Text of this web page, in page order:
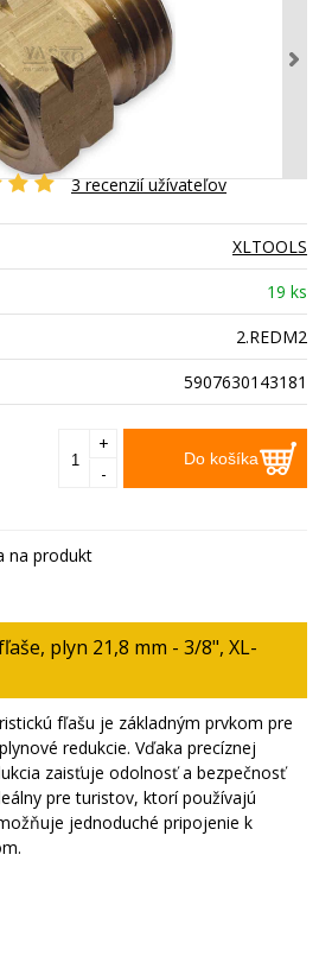
3recenzií užívateľov
XLTOOLS
19 ks
2.REDM2
5907630143181
Do košíka
+
-
na produkt
plyn 21,8 mm - 3/8", XL-
fľašu je základným prvkom pre
redukcie. Vďaka precíznej
zaisťuje odolnosť a bezpečnosť
pre turistov, ktorí používajú
jednoduché pripojenie k